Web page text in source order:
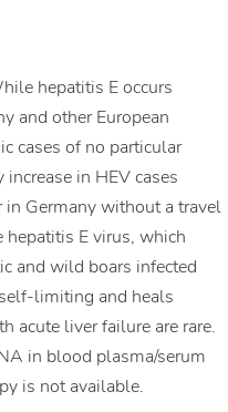
hepatitis E occurs
and other European
cases of no particular
in HEV cases
Germany without a travel
hepatitis E virus, which
and wild boars infected
limiting and heals
acute liver failure are rare.
in blood plasma/serum
is not available.